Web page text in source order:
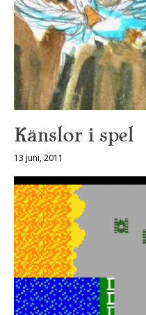
Känslor i spel
13 juni, 2011